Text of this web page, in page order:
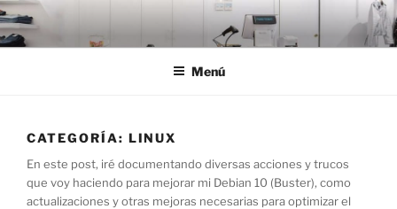
Saltar
al
contenido
Menú
CATEGORÍA: LINUX
En este post, iré documentando diversas acciones y trucos
que voy haciendo para mejorar mi Debian 10 (Buster), como
actualizaciones y otras mejoras necesarias para optimizar el